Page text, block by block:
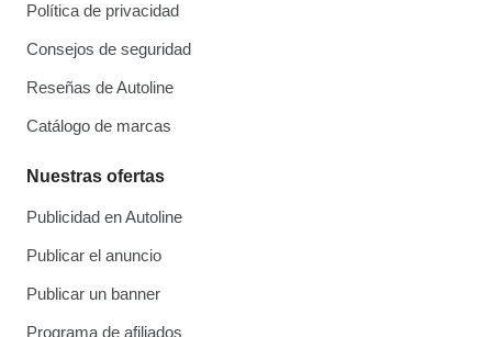
Política de privacidad
Consejos de seguridad
Reseñas de Autoline
Catálogo de marcas
Nuestras ofertas
Publicidad en Autoline
Publicar el anuncio
Publicar un banner
Programa de afiliados